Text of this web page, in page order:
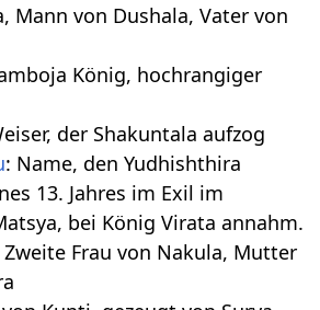
Mann von Dushala, Vater von
König, hochrangiger
der Shakuntala aufzog
: Name, den Yudhishthira
13. Jahres im Exil im
bei König Virata annahm.
Zweite Frau von Nakula, Mutter